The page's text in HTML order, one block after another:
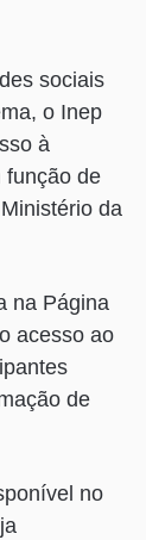
sociais
o Inep
à
função de
da
na Página
acesso ao
de
no